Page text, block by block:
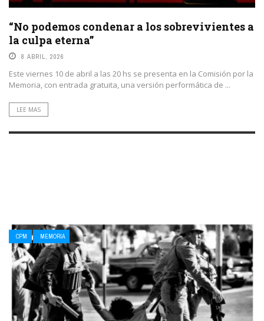
“No podemos condenar a los sobrevivientes a
la culpa eterna”
8 ABRIL, 2026
Este viernes 10 de abril a las 20 hs se presenta en la Comisión por la
Memoria, con entrada gratuita, una versión performática de ...
LEE MAS
CPM MEMORIA